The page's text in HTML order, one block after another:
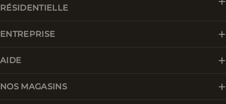
RÉSIDENTIELLE
ENTREPRISE
AIDE
NOS MAGASINS